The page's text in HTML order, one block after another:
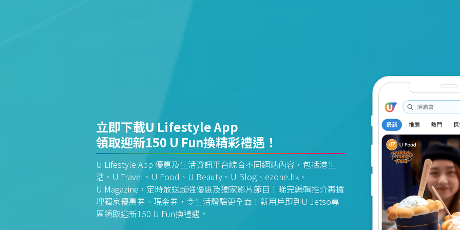
立即下載U Lifestyle App
領取迎新150 U Fun換精彩禮遇！
U Lifestyle App 優惠及生活資訊平台綜合不同網站內容，包括港生
活、U Travel、U Food、U Beauty、U Blog、ezone.hk、
U Magazine，定時放送超強優惠及獨家影片節目！睇完編輯推介再攞
埋獨家優惠券、現金券，令生活體驗更全面！新用戶即到U Jetso專
區領取迎新150 U Fun換禮遇。